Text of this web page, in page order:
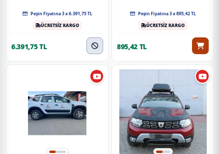
Peşin Fiyatına 3 x 6.391,75 TL
ÜCRETSİZ KARGO
6.391,75 TL
Peşin Fiyatına 3 x 895,42 TL
ÜCRETSİZ KARGO
895,42 TL